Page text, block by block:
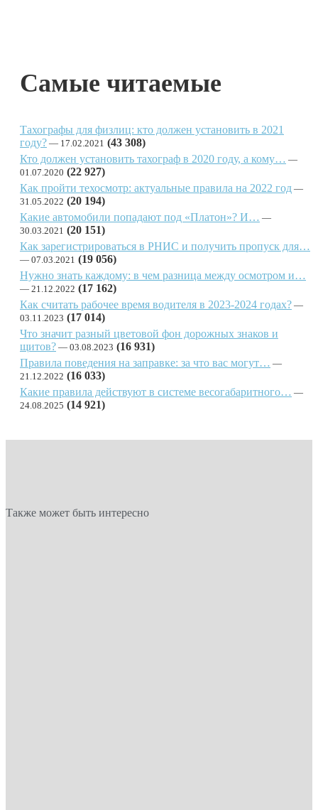
Самые читаемые
Тахографы для физлиц: кто должен установить в 2021
году?
17.02.2021 (43 308)
Кто должен установить тахограф в 2020 году, а кому…
01.07.2020 (22 927)
Как пройти техосмотр: актуальные правила на 2022 год
31.05.2022 (20 194)
Какие автомобили попадают под «Платон»? И…
30.03.2021 (20 151)
Как зарегистрироваться в РНИС и получить пропуск для…
07.03.2021 (19 056)
Нужно знать каждому: в чем разница между осмотром и…
21.12.2022 (17 162)
Как считать рабочее время водителя в 2023-2024 годах?
03.11.2023 (17 014)
Что значит разный цветовой фон дорожных знаков и
щитов?
03.08.2023 (16 931)
Правила поведения на заправке: за что вас могут…
21.12.2022 (16 033)
Какие правила действуют в системе весогабаритного…
24.08.2025 (14 921)
Также может быть интересно